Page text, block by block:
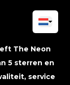
The Neon
5 sterren en
service